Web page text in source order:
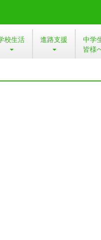
校生活 進路支援
中学
皆様